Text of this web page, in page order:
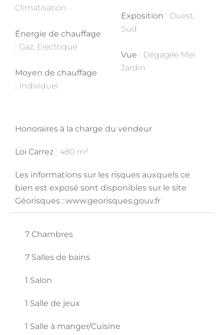
Climatisation
Énergie de chauffage
Gaz, Electrique
Moyen de chauffage
Individuel
Exposition
Ouest,
Sud
Vue
Dégagée Mer
Jardin
Honoraires à la charge du vendeur
Loi Carrez 480 m²
Les informations sur les risques auxquels ce
bien est exposé sont disponibles sur le site
Géorisques : www.georisques.gouv.fr
7 Chambres
7 Salles de bains
1 Salon
1 Salle de jeux
1 Salle à manger/Cuisine